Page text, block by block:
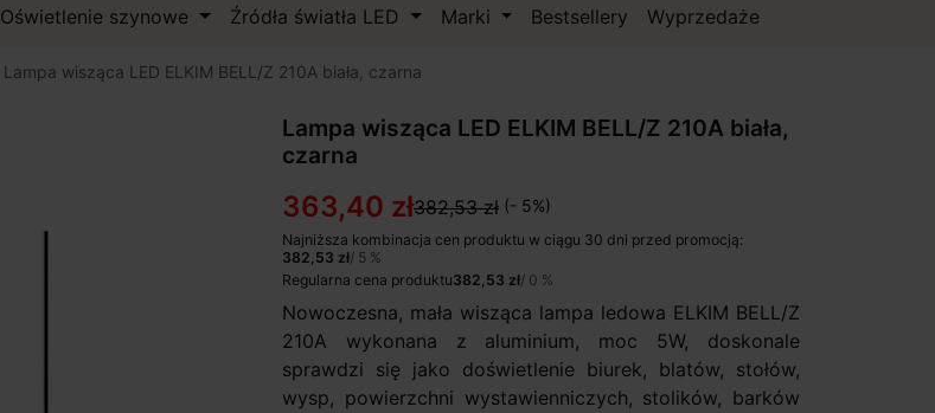
Oświetlenie szynowe Źródła światła LED Marki Bestsellery Wyprzedaże
Lampa wisząca LED ELKIM BELL/Z 210A biała, czarna
Lampa wisząca LED ELKIM BELL/Z 210A biała,
czarna
363,40 zł382,53 zł (- 5%)
Najniższa kombinacja cen produktu w ciągu 30 dni przed promocją:
382,53 zł/ 5 %
Regularna cena produktu382,53 zł/ 0 %
Nowoczesna, mała wisząca lampa ledowa ELKIM BELL/Z
210A wykonana z aluminium, moc 5W, doskonale
sprawdzi się jako doświetlenie biurek, blatów, stołów,
wysp, powierzchni wystawienniczych, stolików, barków